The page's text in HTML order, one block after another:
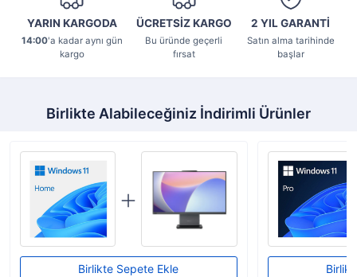
YARIN KARGODA
14:00'a kadar aynı gün
kargo
ÜCRETSİZ KARGO
Bu üründe geçerli
fırsat
2 YILGARANTİ
Satın alma tarihinde
başlar
Birlikte Alabileceğiniz İndirimli Ürünler
Birlikte Sepete Ekle